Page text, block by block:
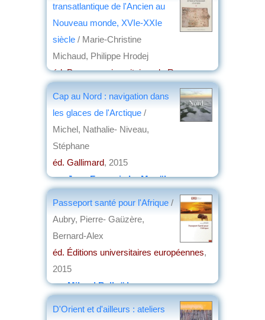
transatlantique de l'Ancien au
Nouveau monde, XVIe-XXIe
siècle / Marie-Christine
Michaud, Philippe Hrodej
éd. Presses universitaires de Rennes,
Cap au Nord : navigation dans
les glaces de l'Arctique /
Michel, Nathalie- Niveau,
Stéphane
éd. Gallimard, 2015
parJean-François Le Mouël
Passeport santé pour l'Afrique /
Aubry, Pierre- Gaüzère,
Bernard-Alex
éd. Éditions universitaires européennes,
2015
parMiloud Belkaïd
D'Orient et d'ailleurs : ateliers